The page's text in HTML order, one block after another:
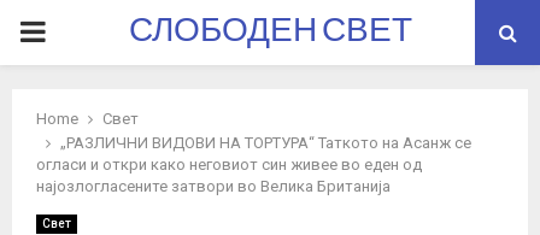
PRIMARYСЛОБОДЕН СВЕТ
Home
Свет
„РАЗЛИЧНИ ВИДОВИ НА ТОРТУРА“ Таткото на Асанж се
огласи и откри како неговиот син живее во еден од
најозлогласените затвори во Велика Британија
Свет